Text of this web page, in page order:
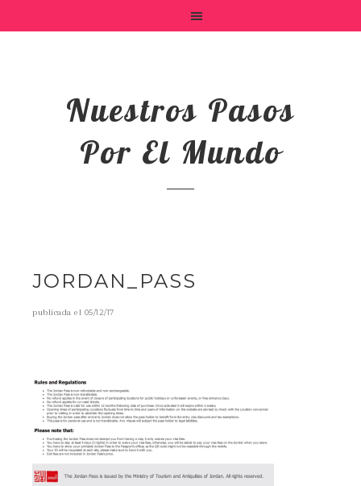
Nuestros Pasos
Por El Mundo
JORDAN_PASS
publicada el 05/12/17